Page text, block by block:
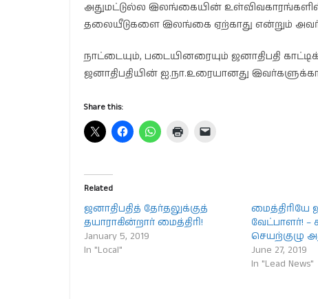
அதுமட்டுல்ல இலங்கையின்
தலையீடுகளை இலங்கை ஏற்காது என்றும் அவர்
நாட்டையும், படையினரையும் ஜனாதிபதி
ஜனாதிபதியின் ஐ.நா.உரையானது
Share this:
Related
ஜனாதிபதித் தேர்தலுக்குத்
தயாராகின்றார் மைத்திரி!
January 5, 2019
In "Local"
மைத்திரியே
வேட்பாளர்! –
செயற்குழு
June 27, 2019
In "Lead News"